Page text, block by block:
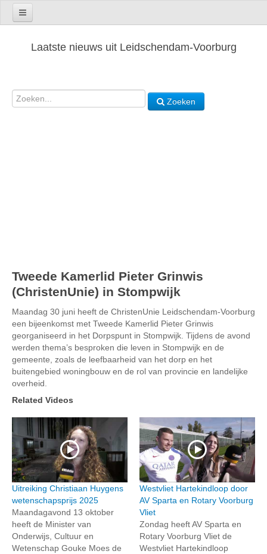
Laatste nieuws uit Leidschendam-Voorburg
Zoeken
Tweede Kamerlid Pieter Grinwis
(ChristenUnie) in Stompwijk
Maandag 30 juni heeft de ChristenUnie Leidschendam-Voorburg
een bijeenkomst met Tweede Kamerlid Pieter Grinwis
georganiseerd in het Dorpspunt in Stompwijk. Tijdens de avond
werden thema’s besproken die leven in Stompwijk en de
gemeente, zoals de leefbaarheid van het dorp en het
buitengebied woningbouw en de rol van provincie en landelijke
overheid.
Related Videos
Uitreiking Christiaan Huygens
wetenschapsprijs 2025
Maandagavond 13 oktober
heeft de Minister van
Onderwijs, Cultuur en
Wetenschap Gouke Moes de
Westvliet Hartekindloop door
AV Sparta en Rotary Voorburg
Vliet
Zondag heeft AV Sparta en
Rotary Voorburg Vliet de
Westvliet Hartekindloop